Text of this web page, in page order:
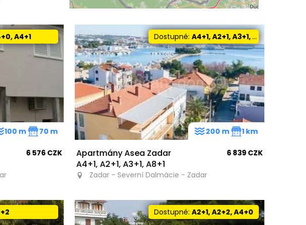
A4+1
6 576 CZK
100 m 70 m
Dostupné:A4+1, A2+1, A3+1, A8+1
Apartmány Asea Zadar
A4+1, A2+1, A3+1, A8+1
6 839 CZK
Zadar - Severní Dalmácie - Zadar
200 m 1 km
Dostupné:A2+1, A2+2, A4+0